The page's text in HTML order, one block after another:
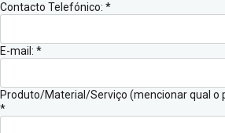
Contacto Telefónico: *
E-mail: *
Produto/Material/Serviço (mencionar qual
*